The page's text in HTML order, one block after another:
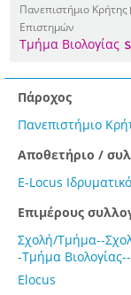
Πανεπιστήμιο
Επιστημών
Τμήμα Βιολογίας
Πάροχος
Πανεπιστήμιο
Αποθετήριο /
E-Locus
Επιμέρους
Σχολή/Τμήμα--
-Τμήμα
Elocus